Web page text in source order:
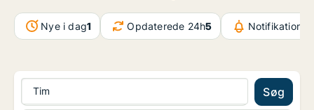
Nye i dag1 Opdaterede 24h5
Tim Søg